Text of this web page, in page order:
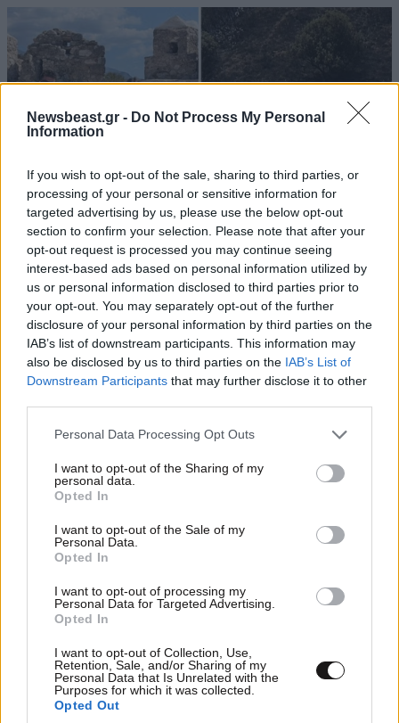
Newsbeast.gr - Do Not Process My Personal
Information
If you wish to opt-out of the sale, sharing to third parties, or
processing of your personal or sensitive information for
targeted advertising by us, please use the below opt-out
section to confirm your selection. Please note that after your
opt-out request is processed you may continue seeing
interest-based ads based on personal information utilized by
us or personal information disclosed to third parties prior to
your opt-out. You may separately opt-out of the further
disclosure of your personal information by third parties on the
IAB’s list of downstream participants. This information may
also be disclosed by us to third parties on the IAB’s List of
Downstream Participants that may further disclose it to other
Please note that this website/app uses one or more Google
not limited to your visit or usage behaviour. You may click to
grant or deny consent to Google and its third-party tags to
use your data for below specified purposes in below Google
consent section.
Personal Data Processing Opt Outs
I want to opt-out of the Sharing of my
personal data.
Opted In
I want to opt-out of the Sale of my
Personal Data.
Opted In
I want to opt-out of processing my
Personal Data for Targeted Advertising.
Opted In
I want to opt-out of Collection, Use,
Retention, Sale, and/or Sharing of my
Personal Data that Is Unrelated with the
Purposes for which it was collected.
Opted Out
ΕΛΛΑΔΑ05·08·2026 21:24
«Κάηκε το σπίτι μας στην Ελλάδα λίγο πριν
μετακομίσουμε»: Απαρηγόρητη η οικογένεια
από τη Βρετανία που είδε το όνειρο ζωής να
γίνεται στάχτη